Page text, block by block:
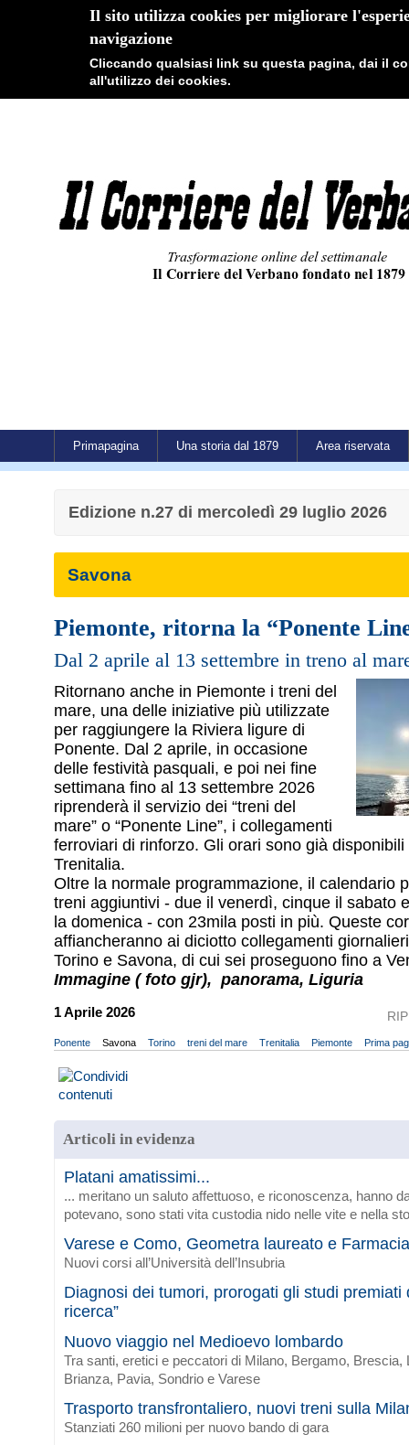
Il sito utilizza cookies per migliorare
navigazione
Cliccando qualsiasi link su questa pagina, dai il
all'utilizzo dei cookies.
Primapagina Una storia dal 1879 Area riservata
Edizione n.27 di mercoledì 29 luglio 2026
Savona
Piemonte, ritorna la “Ponente
Dal 2 aprile al 13 settembre in treno al
Ritornano anche in Piemonte i treni del
mare, una delle iniziative più utilizzate
per raggiungere la Riviera ligure di
Ponente. Dal 2 aprile, in occasione
delle festività pasquali, e poi nei fine
settimana fino al 13 settembre 2026
riprenderà il servizio dei “treni del
mare” o “Ponente Line”, i collegamenti
ferroviari di rinforzo. Gli orari sono già disponibili
Trenitalia.
Oltre la normale programmazione, il calendario
treni aggiuntivi - due il venerdì, cinque il sabato
la domenica - con 23mila posti in più. Queste
affiancheranno ai diciotto collegamenti
Torino e Savona, di cui sei proseguono fino a
Immagine ( foto gjr), panorama, Liguria
1 Aprile 2026
Ponente Savona Torino treni del mare Trenitalia Piemonte Prima
Articoli in evidenza
Platani amatissimi...
... meritano un saluto affettuoso, e riconoscenza, hanno
potevano, sono stati vita custodia nido nelle vite e nella
Varese e Como, Geometra laureato e Farmacia
Nuovi corsi all’Università dell’Insubria
Diagnosi dei tumori, prorogati gli studi premiati
ricerca”
Nuovo viaggio nel Medioevo lombardo
Tra santi, eretici e peccatori di Milano, Bergamo, Brescia,
Brianza, Pavia, Sondrio e Varese
Trasporto transfrontaliero, nuovi treni sulla
Stanziati 260 milioni per nuovo bando di gara